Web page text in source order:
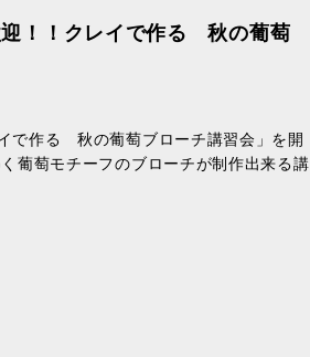
迎！！クレイで作る 秋の葡萄
で作る 秋の葡萄ブローチ講習会」を開
葡萄モチーフのブローチが制作出来る講